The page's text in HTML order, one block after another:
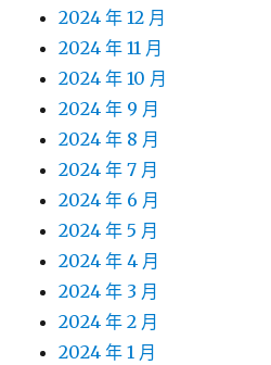
2024 年 12 月
2024 年 11 月
2024 年 10 月
2024 年 9 月
2024 年 8 月
2024 年 7 月
2024 年 6 月
2024 年 5 月
2024 年 4 月
2024 年 3 月
2024 年 2 月
2024 年 1 月